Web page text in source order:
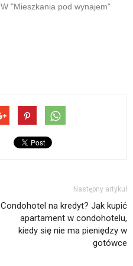
W "Mieszkania pod wynajem"
Następny artykuł
Condohotel na kredyt? Jak kupić
apartament w condohotelu,
kiedy się nie ma pieniędzy w
gotówce